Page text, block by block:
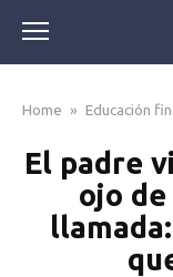
content
Home » Educación
El padre
ojo de